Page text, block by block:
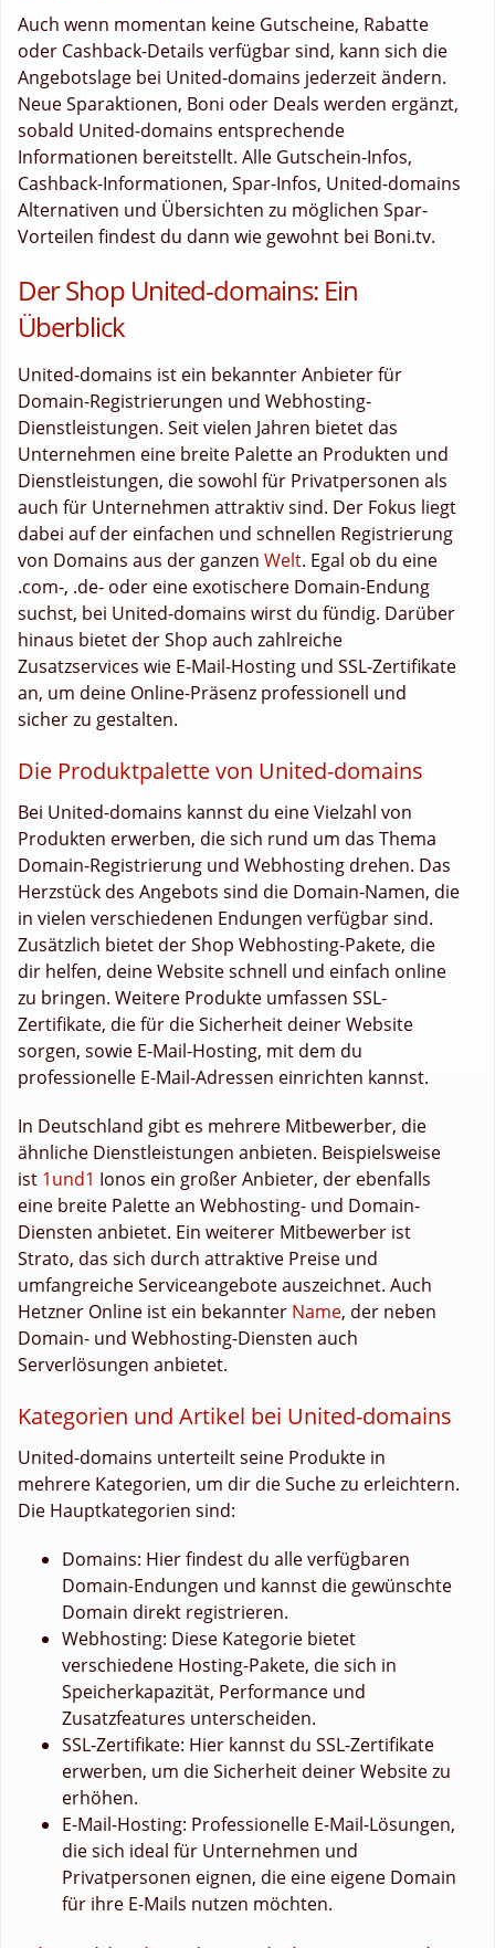
Auch wenn momentan keine Gutscheine, Rabatte
oder Cashback-Details verfügbar sind, kann sich die
Angebotslage bei United-domains jederzeit ändern.
Neue Sparaktionen, Boni oder Deals werden ergänzt,
sobald United-domains entsprechende
Informationen bereitstellt. Alle Gutschein-Infos,
Cashback-Informationen, Spar-Infos, United-domains
Alternativen und Übersichten zu möglichen Spar-
Vorteilen findest du dann wie gewohnt bei Boni.tv.
Der Shop United-domains: Ein
Überblick
United-domains ist ein bekannter Anbieter für
Domain-Registrierungen und Webhosting-
Dienstleistungen. Seit vielen Jahren bietet das
Unternehmen eine breite Palette an Produkten und
Dienstleistungen, die sowohl für Privatpersonen als
auch für Unternehmen attraktiv sind. Der Fokus liegt
dabei auf der einfachen und schnellen Registrierung
von Domains aus der ganzen Welt. Egal ob du eine
.com-, .de- oder eine exotischere Domain-Endung
suchst, bei United-domains wirst du fündig. Darüber
hinaus bietet der Shop auch zahlreiche
Zusatzservices wie E-Mail-Hosting und SSL-Zertifikate
an, um deine Online-Präsenz professionell und
sicher zu gestalten.
Die Produktpalette von United-domains
Bei United-domains kannst du eine Vielzahl von
Produkten erwerben, die sich rund um das Thema
Domain-Registrierung und Webhosting drehen. Das
Herzstück des Angebots sind die Domain-Namen, die
in vielen verschiedenen Endungen verfügbar sind.
Zusätzlich bietet der Shop Webhosting-Pakete, die
dir helfen, deine Website schnell und einfach online
zu bringen. Weitere Produkte umfassen SSL-
Zertifikate, die für die Sicherheit deiner Website
sorgen, sowie E-Mail-Hosting, mit dem du
professionelle E-Mail-Adressen einrichten kannst.
In Deutschland gibt es mehrere Mitbewerber, die
ähnliche Dienstleistungen anbieten. Beispielsweise
ist 1und1 Ionos ein großer Anbieter, der ebenfalls
eine breite Palette an Webhosting- und Domain-
Diensten anbietet. Ein weiterer Mitbewerber ist
Strato, das sich durch attraktive Preise und
umfangreiche Serviceangebote auszeichnet. Auch
Hetzner Online ist ein bekannter Name, der neben
Domain- und Webhosting-Diensten auch
Serverlösungen anbietet.
Kategorien und Artikel bei United-domains
United-domains unterteilt seine Produkte in
mehrere Kategorien, um dir die Suche zu erleichtern.
Die Hauptkategorien sind:
Domains: Hier findest du alle verfügbaren
Domain-Endungen und kannst die gewünschte
Domain direkt registrieren.
Webhosting: Diese Kategorie bietet
verschiedene Hosting-Pakete, die sich in
Speicherkapazität, Performance und
Zusatzfeatures unterscheiden.
SSL-Zertifikate: Hier kannst du SSL-Zertifikate
erwerben, um die Sicherheit deiner Website zu
erhöhen.
E-Mail-Hosting: Professionelle E-Mail-Lösungen,
die sich ideal für Unternehmen und
Privatpersonen eignen, die eine eigene Domain
für ihre E-Mails nutzen möchten.